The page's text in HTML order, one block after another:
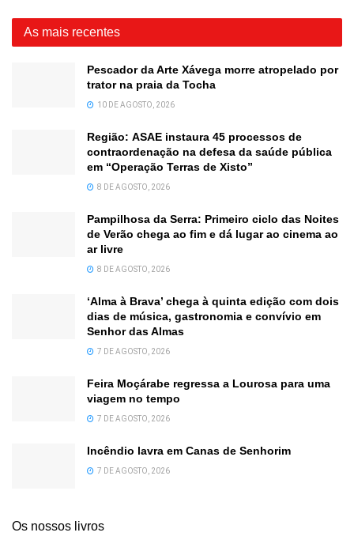
As mais recentes
Pescador da Arte Xávega morre atropelado por
trator na praia da Tocha
10 DE AGOSTO, 2026
Região: ASAE instaura 45 processos de
contraordenação na defesa da saúde pública
em “Operação Terras de Xisto”
8 DE AGOSTO, 2026
Pampilhosa da Serra: Primeiro ciclo das Noites
de Verão chega ao fim e dá lugar ao cinema ao
ar livre
8 DE AGOSTO, 2026
‘Alma à Brava’ chega à quinta edição com dois
dias de música, gastronomia e convívio em
Senhor das Almas
7 DE AGOSTO, 2026
Feira Moçárabe regressa a Lourosa para uma
viagem no tempo
7 DE AGOSTO, 2026
Incêndio lavra em Canas de Senhorim
7 DE AGOSTO, 2026
Os nossos livros